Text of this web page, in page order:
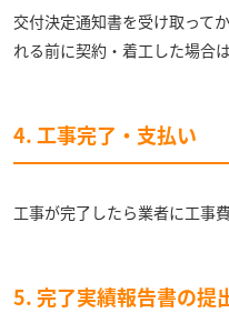
交付決定通知書を受け取って
れる前に契約・着工した場合
4. 工事完了・支払い
工事が完了したら業者に工事
5. 完了実績報告書の提